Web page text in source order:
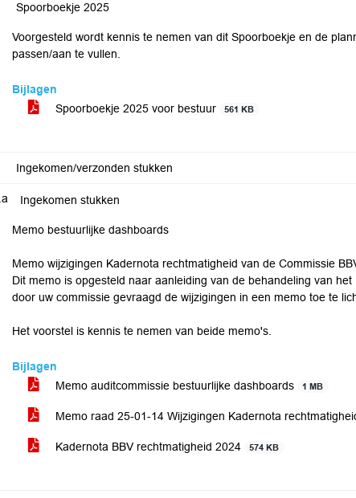
Spoorboekje 2025
Voorgesteld wordt kennis te nemen van dit Spoorboekje en de
passen/aan te vullen.
Bijlagen
Spoorboekje 2025 voor bestuur
561 KB
Ingekomen/verzonden stukken
Ingekomen stukken
Memo bestuurlijke dashboards
Memo wijzigingen Kadernota rechtmatigheid van de Commissie
Dit memo is opgesteld naar aanleiding van de behandeling van
door uw commissie gevraagd de wijzigingen in een memo toe te
Het voorstel is kennis te nemen van beide memo's.
Bijlagen
Memo auditcommissie bestuurlijke dashboards
1 MB
Memo raad 25-01-14 Wijzigingen Kadernota
Kadernota BBV rechtmatigheid 2024 574 KB